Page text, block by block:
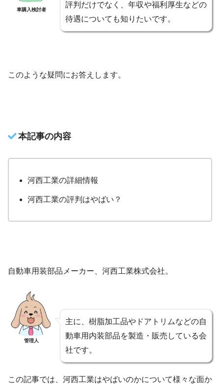
車購入検討者
評判だけでなく、年収や福利厚生などの
待遇についても知りたいです。
このような疑問にお答えします。
本記事の内容
河西工業の詳細情報
河西工業の評判はやばい？
自動車用装部品メーカー、河西工業株式会社。
管理人
主に、樹脂加工品やドアトリムなどの自
動車用内装部品を製造・販売している会
社です。
この記事では、河西工業はやばいのかについて様々な面か